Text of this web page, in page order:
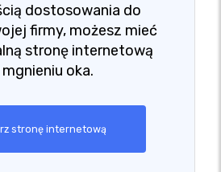
dostosowania do
firmy, możesz mieć
stronę internetową
oka.
stronę internetową